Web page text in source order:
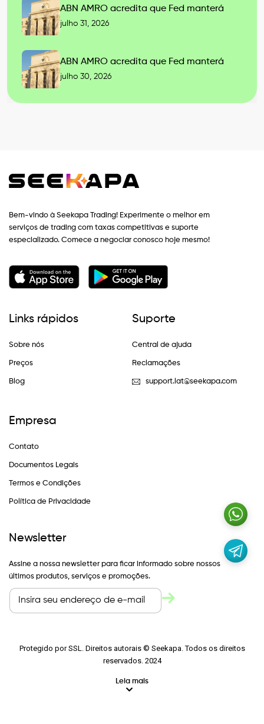
ABN AMRO acredita que Fed manterá
julho 31, 2026
ABN AMRO acredita que Fed manterá
julho 30, 2026
Bem-vindo à Seekapa Trading! Experimente o melhor em
serviços de trading com taxas competitivas e suporte
especializado. Comece a negociar conosco hoje mesmo!
Links rápidos
Sobre nós
Preços
Blog
Suporte
Central de ajuda
Reclamações
support.lat@seekapa.com
Empresa
Contato
Documentos Legais
Termos e Condições
Política de Privacidade
Newsletter
Assine a nossa newsletter para ficar informado sobre nossos
últimos produtos, serviços e promoções.
Protegido por SSL. Direitos autorais © Seekapa. Todos os direitos
reservados. 2024
Leia mais